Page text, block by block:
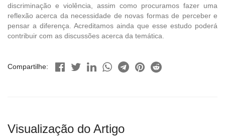
discriminação e violência, assim como procuramos fazer uma
reflexão acerca da necessidade de novas formas de perceber e
pensar a diferença. Acreditamos ainda que esse estudo poderá
contribuir com as discussões acerca da temática.
Compartilhe:
Visualização do Artigo